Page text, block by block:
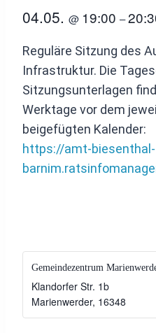
04.05. @ 19:00 –
Reguläre Sitzung des
Infrastruktur. Die
Sitzungsunterlagen
Werktage vor dem
beigefügten Kalender:
https://amt-biesenthal-
Gemeindezentrum
Klandorfer Str. 1b
Marienwerder, 16348